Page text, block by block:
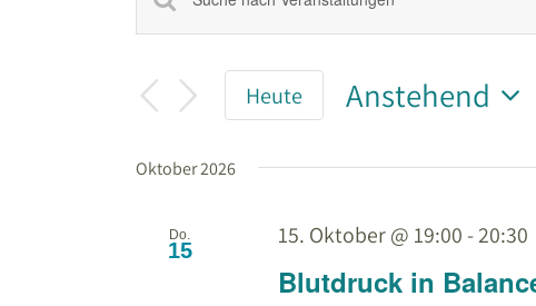
Veranstaltungen
Suche
Ansichten,
Navigation
Bitte
Schlüsselwort
nach
Veranstaltungen
Heute
Anstehend
wählen.
Oktober 2026
Do.
15
Blutdruck in
15. Oktober @ 19:00 -20:30